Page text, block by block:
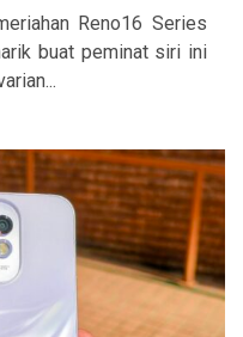
Reno16 Series
buat peminat siri ini